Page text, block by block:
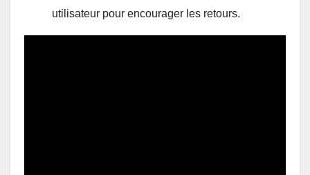
utilisateur pour encourager les retours.